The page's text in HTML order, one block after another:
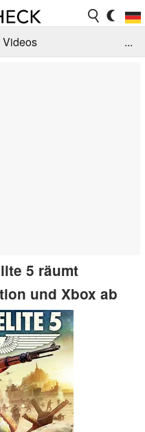
Videos
...
5 räumt
und Xbox ab